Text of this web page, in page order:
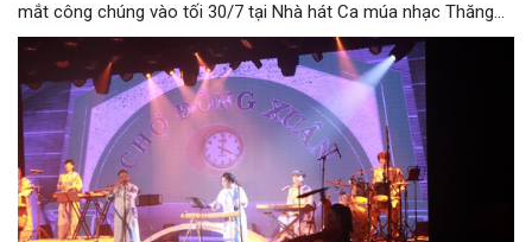
mắt công chúng vào tối 30/7 tại Nhà hát Ca múa nhạc Thăng
Long (số 31 - 33 phố Lương Văn Can, phường Hoàn Kiếm).